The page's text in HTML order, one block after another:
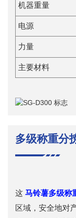
机器重量
电源
力量
主要材料
多级称重分
这 马铃薯多级称
区域，安全地对